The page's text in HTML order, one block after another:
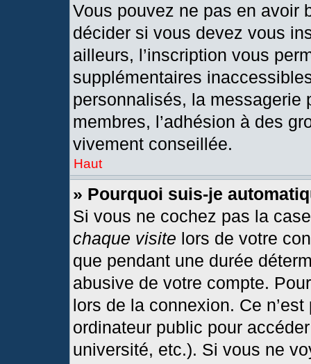
Vous pouvez ne pas en avoir
décider si vous devez vous
ailleurs, l’inscription vous
supplémentaires
personnalisés, la messagerie
membres, l’adhésion à des
vivement conseillée.
Haut
» Pourquoi suis-je
Si vous ne cochez pas la
chaque visite lors de votre
que pendant une durée
abusive de votre compte.
lors de la connexion. Ce
ordinateur public pour
université, etc.). Si vous ne